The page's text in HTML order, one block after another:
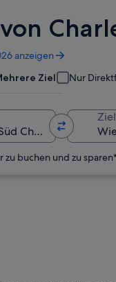
anzeigen
Ziele Nur
buchen und zu sparen*